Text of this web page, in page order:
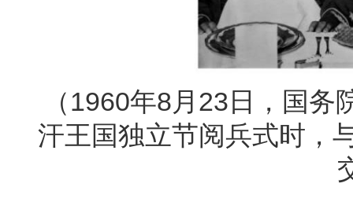
（1960年8月23日，国
汗王国独立节阅兵式时，